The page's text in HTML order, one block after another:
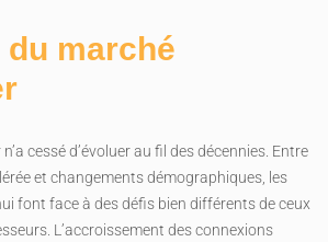
marché
cessé d’évoluer au fil des décennies. Entre
et changements démographiques, les
font face à des défis bien différents de ceux
L’accroissement des connexions